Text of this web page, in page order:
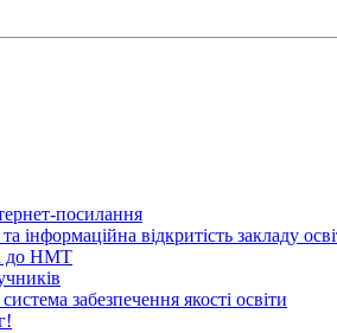
посилання
інформаційна відкритість закладу
до НМТ
забезпечення якості освіти